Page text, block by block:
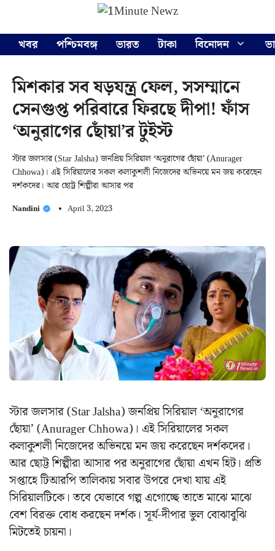
content
খবর
পশ্চিমবঙ্গ ভারত টাকা বিনোদন
মিশকার সব ষড়যন্ত্র ফেল, সসম্মানে
সেনগুপ্ত পরিবারে ফিরছে দীপা! ফাঁস
‘অনুরাগের ছোঁয়া’র টুইস্ট
স্টার জলসার (Star Jalsha) জনপ্রিয় সিরিয়াল ‘অনুরাগের ছোঁয়া’ (Anurager
Chhowa)। এই সিরিয়ালের সকল কলাকুশলী নিজেদের অভিনয়ে মন জয় করেছেন
দর্শকদের। আর ছোট্ট শিল্পীরা আসার পর
Nandini April 3, 2023
স্টার জলসার (Star Jalsha) জনপ্রিয় সিরিয়াল ‘অনুরাগের
ছোঁয়া’ (Anurager Chhowa)। এই সিরিয়ালের সকল
কলাকুশলী নিজেদের অভিনয়ে মন জয় করেছেন দর্শকদের।
আর ছোট্ট শিল্পীরা আসার পর অনুরাগের ছোঁয়া এখন হিট। প্রতি
সপ্তাহে টিআরপি তালিকায় সবার উপরে দেখা যায় এই
সিরিয়ালটিকে। তবে যেভাবে গল্প এগোচ্ছে তাতে মাঝে মাঝে
বেশ বিরক্ত বোধ করছেন দর্শক। সূর্য-দীপার ভুল বোঝাবুঝি
মিটতেই চায়না।